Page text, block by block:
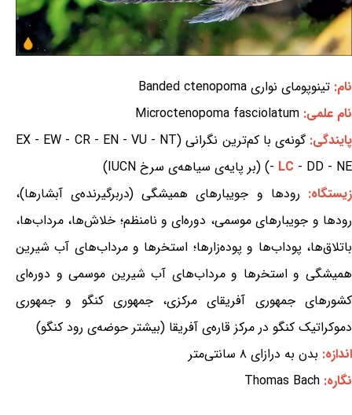
نام: تینوپومای نواری Banded ctenopoma
نام علمی: Microctenopoma fasciolatum
پایندگی:
گونه‌ی با کم‌ترین نگرانی (EX - EW - CR - EN - VU - NT
- LC - DD - NE) (بر پایه‌ی سیاهه‌ی سرخ IUCN)
زیستگاه: رودها و جویبارهای همیشگی (دربرگیرنده‌ی آبشارها)،
رودها و جویبارهای موسمی، دوره‌ای و نامنظم؛ خلاش‌ها، مرداب‌ها،
باتلاق‌ها، پوداب‌ها و پوده‌زارها؛ استخرها و مرداب‌های آب شیرین
همیشگی و استخرها و مرداب‌های آب شیرین موسمی و دوره‌ای
کشورهای جمهوری آفریقای مرکزی، جمهوری کنگو و جمهوری
دموکراتیک کنگو در مرکز قاره‌ی آفریقا (بیشتر حوضه‌ی رود کنگو)
اندازه: بدن به درازای ۸ سانتی‌متر
نگاره: Thomas Bach